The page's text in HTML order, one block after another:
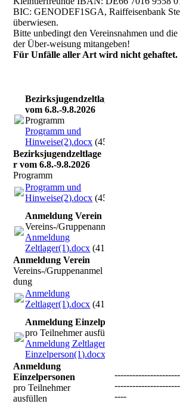
BIC: GENODEF1SGA, Raiffeisenbank
überwiesen.
Bitte unbedingt den Vereinsnahmen und
der Über-weisung mitangeben!
Für Unfälle aller Art wird nicht gehaftet.
Bezirksjugendzeltlager
vom 6.8.-9.8.2026
Programm
Programm und
Hinweise(2).docx (45.41KB)
Bezirksjugendzeltlage
r vom 6.8.-9.8.2026
Programm
Programm und
Hinweise(2).docx (45.41KB)
Anmeldung Verein
Vereins-/Gruppenanmeldung
Anmeldung
Zeltlager(1).docx (41.87KB)
Anmeldung Verein
Vereins-/Gruppenanmel
dung
Anmeldung
Zeltlager(1).docx (41.87KB)
Anmeldung Einzelpersonen
pro Teilnehmer ausfüllen
Anmeldung Zeltlager
Einzelperson(1).docx
Anmeldung
Einzelpersonen
pro Teilnehmer
ausfüllen
----